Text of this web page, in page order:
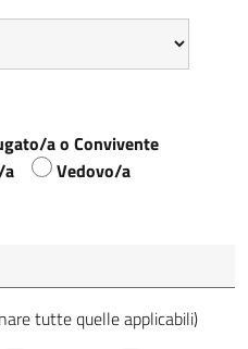
a o Convivente
a
Vedovo/a
tutte quelle applicabili)